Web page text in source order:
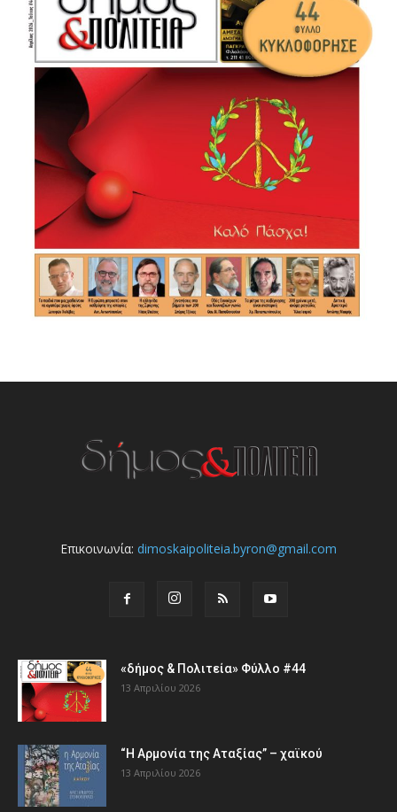
Επικοινωνία: dimoskaipoliteia.byron@gmail.com
«δήμος & Πολιτεία» Φύλλο #44
13 Απριλίου 2026
“Η Αρμονία της Αταξίας” – χαϊκού
13 Απριλίου 2026